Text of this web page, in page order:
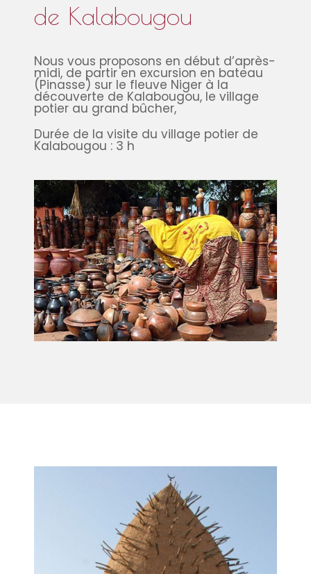
de Kalabougou
Nous vous proposons en début d’après-
midi, de partir en excursion en bateau
(Pinasse) sur le fleuve Niger à la
découverte de Kalabougou, le village
potier au grand bûcher,
Durée de la visite du village potier de
Kalabougou : 3 h